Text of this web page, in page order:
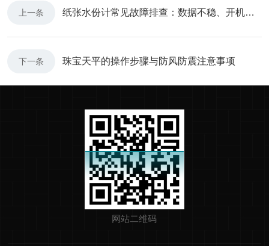
上一条 纸张水份计常见故障排查：数据不稳、开机异常、探头损坏解决方法
下一条 珠宝天平的操作步骤与防风防震注意事项
网站二维码